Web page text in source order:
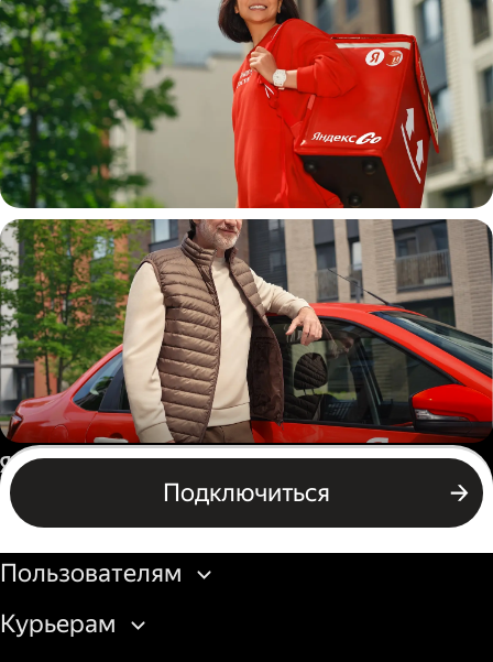
Пеший курьер
Автокурьер
Подключиться
Подключиться
Россия
Бизнесу
Пользователям
Курьерам